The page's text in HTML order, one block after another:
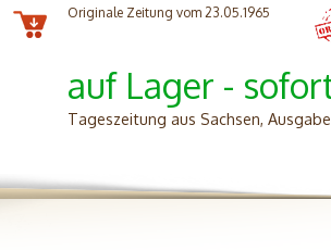
Originale Zeitung vom 23.05.1965
auf Lager -
Tageszeitung aus Sachsen,